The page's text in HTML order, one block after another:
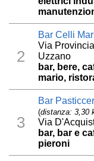
2
Bar Celli
Via
Uzzano
bar, bere,
mario,
3
Bar
(distanza: 3,30
Via
bar, bar e
pieroni